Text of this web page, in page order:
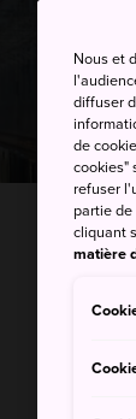
Nous et
diffuser
de
cookies"
refuser
partie
cliquant
matière